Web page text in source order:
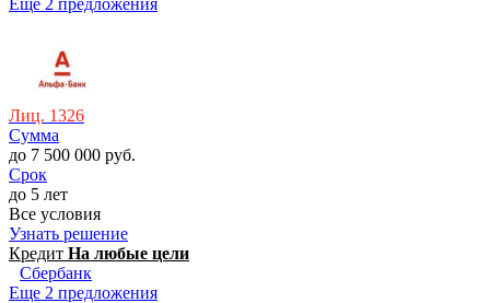
Лиц. 1326
Сумма
до 7 500 000 руб.
Срок
до 5 лет
Все условия
Узнать решение
Кредит На любые цели
Сбербанк
Еще 2 предложения